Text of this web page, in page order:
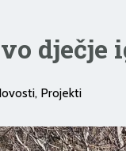
dječje
Projekti